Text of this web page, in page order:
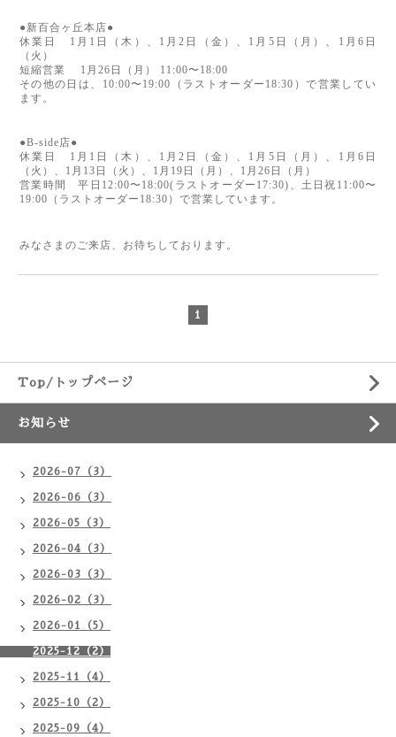
●新百合ヶ丘本店●
休業日　1月1日（木 ）、1月2日（金）、1月5日（月）、1月6日
（火 ）
短縮営業 1月26日（月 ）
11:00〜18:00
その他の日は、10:00〜19:00（ラストオーダー18:30）で営業してい
ます。
●B-side店●
休業日 1月1日（木 ）、1月2日（金）、1月5日（月）、1月6日
（火 ）、 1月13日（火 ）、1月19日（月）、1月26日（月）
営業時間　平日12:00〜18:00(ラストオーダー17:30)、土日祝11:00〜
19:00（ラストオーダー18:30）で営業しています。
みなさまのご来店、お待ちしております。
1
Top/トップページ
お知らせ
2026-07（3）
2026-06（3）
2026-05（3）
2026-04（3）
2026-03（3）
2026-02（3）
2026-01（5）
2025-12（2）
2025-11（4）
2025-10（2）
2025-09（4）